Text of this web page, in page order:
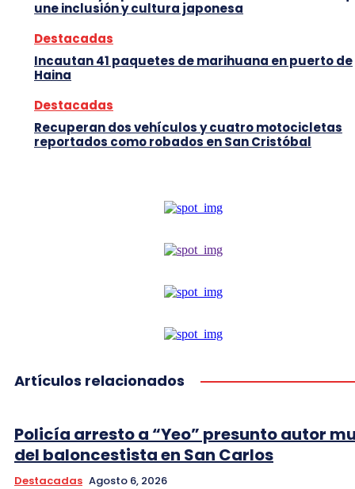
une inclusión y cultura japonesa
Destacadas
Incautan 41 paquetes de marihuana en puerto de
Haina
Destacadas
Recuperan dos vehículos y cuatro motocicletas
reportados como robados en San Cristóbal
Artículos relacionados
Policía arresto a “Yeo” presunto autor
del baloncestista en San Carlos
Destacadas Agosto 6, 2026